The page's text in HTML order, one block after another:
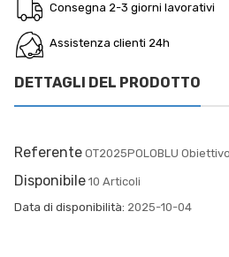
Consegna 2-3 giorni lavorativi
Assistenza clienti 24h
DETTAGLI DEL PRODOTTO
Referente OT2025POLOBLU
Disponibile 10 Articoli
Data di disponibilità: 2025-10-04